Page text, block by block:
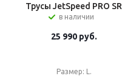
Трусы JetSpeed PRO SR
в наличии
25 990руб.
Размер: L.